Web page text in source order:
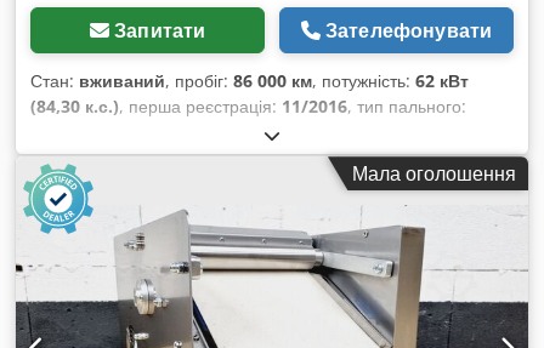
Запитати Зателефонувати
Стан: вживаний, пробіг: 86 000 км, потужність: 62 кВт
(84,30 к.с.), перша реєстрація: 11/2016, тип пального:
2 800 кг
передачі:механічний, клас викидів:Євро 5, кількість місць:
3, Рік виготовлення: , Обладнання: ABS, електронна
програма стабільності (ESP), фільтр сажі, центральний
замок
Мала оголошення